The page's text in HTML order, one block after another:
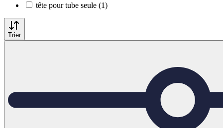
tête pour tube seule (1)
Trier